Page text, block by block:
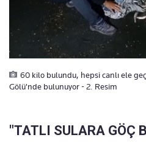
60 kilo bulundu, hepsi canlı ele
Gölü'nde bulunuyor - 2. Resim
"TATLI SULARA GÖÇ